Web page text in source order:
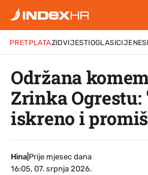
PRETPLATAZIDVIJESTIOGLASICIJENE
Održana
Zrinka Ogrestu:
iskreno i
Hina
Prije mjesec dana
16:05, 07. srpnja 2026.